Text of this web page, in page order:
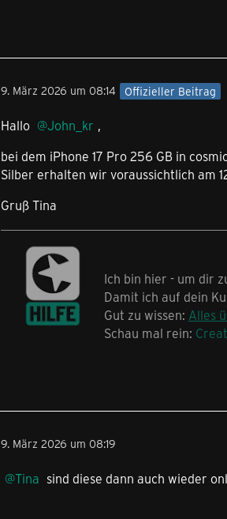
9. März 2026 um 08:14 Offizieller Beitrag
Hallo John_kr ,
bei dem iPhone 17 Pro 256 GB in
Silber erhalten wir voraussichtlich am
Gruß Tina
Ich bin hier - um dir
Damit ich auf dein
Gut zu wissen: Alles
Schau mal rein:
9. März 2026 um 08:19
Tina sind diese dann auch wieder